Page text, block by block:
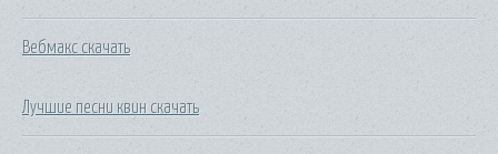
Вебмакс скачать
Лучшие песни квин скачать